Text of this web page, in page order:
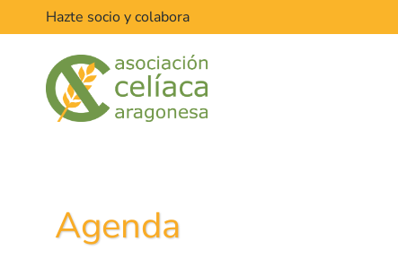
Hazte socio y colabora
Agenda